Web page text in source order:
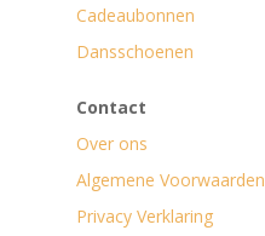
Cadeaubonnen
Dansschoenen
Contact
Over ons
Algemene Voorwaarden
Privacy Verklaring